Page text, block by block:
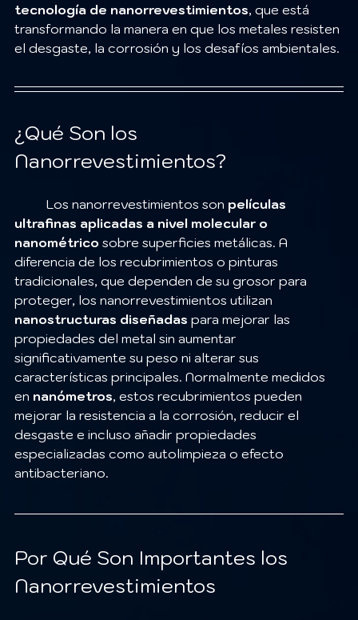
tecnología de nanorrevestimientos, que está
transformando la manera en que los metales resisten
el desgaste, la corrosión y los desafíos ambientales.
¿Qué Son los
Nanorrevestimientos?
	Los nanorrevestimientos son
películas
ultrafinas aplicadas a nivel molecular o
nanométrico sobre superficies metálicas. A
diferencia de los recubrimientos o pinturas
tradicionales, que dependen de su grosor para
proteger, los nanorrevestimientos utilizan
nanostructuras diseñadas para mejorar las
propiedades del metal sin aumentar
significativamente su peso ni alterar sus
características principales. Normalmente medidos
en nanómetros, estos recubrimientos pueden
mejorar la resistencia a la corrosión, reducir el
desgaste e incluso añadir propiedades
especializadas como autolimpieza o efecto
antibacteriano.
Por Qué Son Importantes los
Nanorrevestimientos